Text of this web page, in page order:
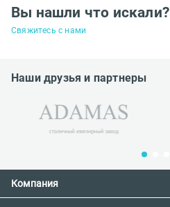
Вы нашли что искали?
Свяжитесь с нами
Наши друзья и партнеры
Компания